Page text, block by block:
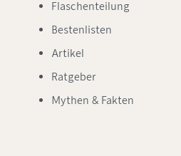
Flaschenteilung
Bestenlisten
Artikel
Ratgeber
Mythen & Fakten